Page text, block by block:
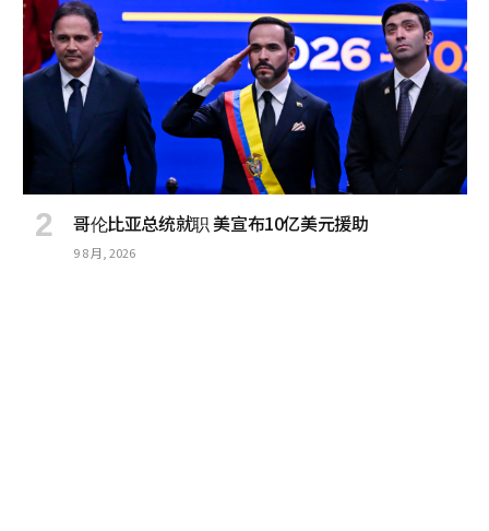
哥伦比亚总统就职 美宣布10亿美元援助
9 8 月, 2026